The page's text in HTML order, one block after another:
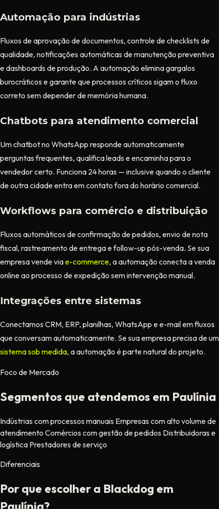
Automação para indústrias
Fluxos de aprovação de documentos, controle de checklists de
qualidade, notificações automáticas de manutenção preventiva
e dashboards de produção. A automação elimina gargalos
burocráticos e garante que processos críticos sigam o fluxo
correto sem depender de memória humana.
Chatbots para atendimento comercial
Um chatbot no WhatsApp responde automaticamente
perguntas frequentes, qualifica leads e encaminha para o
vendedor certo. Funciona 24 horas — inclusive quando o cliente
de outra cidade entra em contato fora do horário comercial.
Workflows para comércio e distribuição
Fluxos automáticos de confirmação de pedidos, envio de nota
fiscal, rastreamento de entrega e follow-up pós-venda. Se sua
empresa vende viae-commerce, a automação conecta a venda
online ao processo de expedição sem intervenção manual.
Integrações entre sistemas
Conectamos CRM, ERP, planilhas, WhatsApp e e-mail em fluxos
que conversam automaticamente. Se sua empresa precisa de um
sistema sob medida, a automação é parte natural do projeto.
Foco de Mercado
Segmentos que atendemos em Paulínia
Indústrias com processos manuais Empresas com alto volume de
atendimento Comércios com gestão de pedidos Distribuidoras e
logística Prestadores de serviço
Diferenciais
Por que escolher a Blackdog em